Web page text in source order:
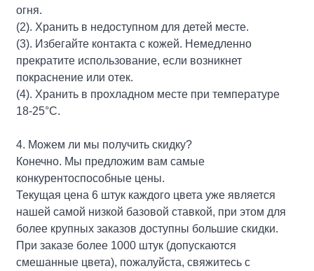
огня.
(2). Хранить в недоступном для детей месте.
(3). Избегайте контакта с кожей. Немедленно
прекратите использование, если возникнет
покраснение или отек.
(4). Хранить в прохладном месте при температуре
18-25°С.
4. Можем ли мы получить скидку?
Конечно. Мы предложим вам самые
конкурентоспособные цены.
Текущая цена 6 штук каждого цвета уже является
нашей самой низкой базовой ставкой, при этом для
более крупных заказов доступны большие скидки.
При заказе более 1000 штук (допускаются
смешанные цвета), пожалуйста, свяжитесь с